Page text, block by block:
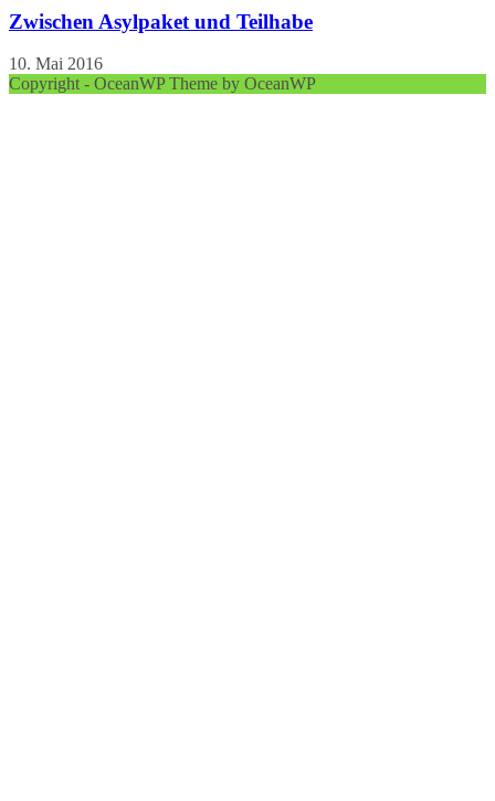
Zwischen Asylpaket und Teilhabe
10. Mai 2016
Copyright - OceanWP Theme by OceanWP